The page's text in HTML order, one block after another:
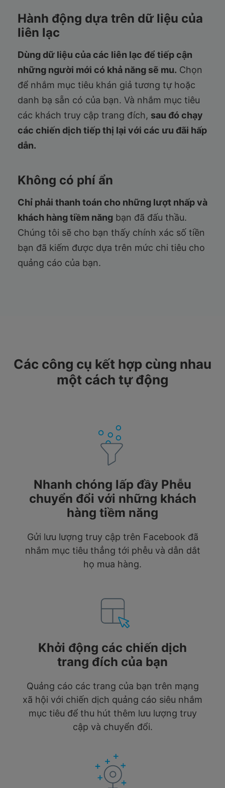
Hành động dựa trên dữ liệu của
liên lạc
Dùng dữ liệu của các liên lạc để tiếp cận
những người mới có khả năng sẽ mu. Chọn
để nhắm mục tiêu khán giả tương tự hoặc
danh bạ sẵn có của bạn. Và nhắm mục tiêu
các khách truy cập trang đích, sau đó chạy
các chiến dịch tiếp thị lại với các ưu đãi hấp
dẫn.
Không có phí ẩn
Chỉ phải thanh toán cho những lượt nhấp và
khách hàng tiềm năng bạn đã đấu thầu.
Chúng tôi sẽ cho bạn thấy chính xác số tiền
bạn đã kiếm được dựa trên mức chi tiêu cho
quảng cáo của bạn.
Các công cụ kết hợp cùng nhau
một cách tự động
Nhanh chóng lấp đầy Phễu
chuyển đổi với những khách
hàng tiềm năng
Gửi lưu lượng truy cập trên Facebook đã
nhắm mục tiêu thẳng tới phễu và dẫn dắt
họ mua hàng.
Khởi động các chiến dịch
trang đích của bạn
Quảng cáo các trang của bạn trên mạng
xã hội với chiến dịch quảng cáo siêu nhắm
mục tiêu để thu hút thêm lưu lượng truy
cập và chuyển đổi.